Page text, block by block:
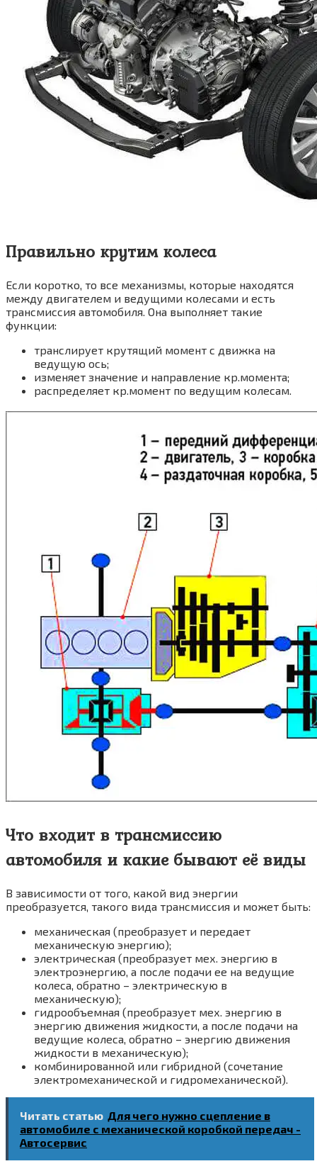
Правильно крутим колеса
Если коротко, то все механизмы, которые находятся
между двигателем и ведущими колесами и есть
трансмиссия автомобиля. Она выполняет такие
функции:
транслирует крутящий момент с движка на
ведущую ось;
изменяет значение и направление кр.момента;
распределяет кр.момент по ведущим колесам.
Что входит в трансмиссию
автомобиля и какие бывают её виды
В зависимости от того, какой вид энергии
преобразуется, такого вида трансмиссия и может быть:
механическая (преобразует и передает
механическую энергию);
электрическая (преобразует мех. энергию в
электроэнергию, а после подачи ее на ведущие
колеса, обратно – электрическую в
механическую);
гидрообъемная (преобразует мех. энергию в
энергию движения жидкости, а после подачи на
ведущие колеса, обратно – энергию движения
жидкости в механическую);
комбинированной или гибридной (сочетание
электромеханической и гидромеханической).
Читать статью Для чего нужно сцепление в
автомобиле с механической коробкой передач -
Автосервис